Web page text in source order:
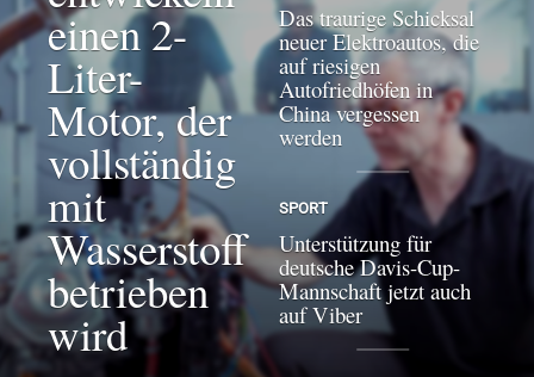
einen 2-
Liter-
Motor, der
vollständig
mit
Wasserstoff
betrieben
wird
Das traurige Schicksal
neuer Elektroautos, die
auf riesigen
Autofriedhöfen in
China vergessen
werden
SPORT
Unterstützung für
deutsche Davis-Cup-
Mannschaft jetzt auch
auf Viber